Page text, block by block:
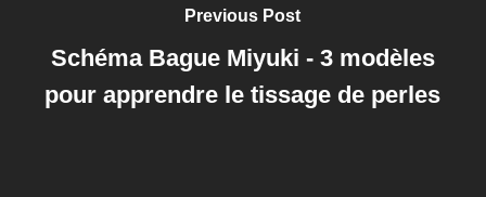
Previous Post
Schéma Bague Miyuki - 3 modèles
pour apprendre le tissage de perles